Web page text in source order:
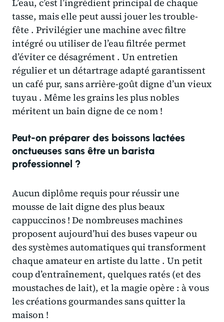
L’eau, c’est l’ingrédient principal de chaque
tasse, mais elle peut aussi jouer les trouble-
fête . Privilégier une machine avec filtre
intégré ou utiliser de l’eau filtrée permet
d’éviter ce désagrément . Un entretien
régulier et un détartrage adapté garantissent
un café pur, sans arrière-goût digne d’un vieux
tuyau . Même les grains les plus nobles
méritent un bain digne de ce nom !
Peut-on préparer des boissons lactées
onctueuses sans être un barista
professionnel ?
Aucun diplôme requis pour réussir une
mousse de lait digne des plus beaux
cappuccinos ! De nombreuses machines
proposent aujourd’hui des buses vapeur ou
des systèmes automatiques qui transforment
chaque amateur en artiste du latte . Un petit
coup d’entraînement, quelques ratés (et des
moustaches de lait), et la magie opère : à vous
les créations gourmandes sans quitter la
maison !